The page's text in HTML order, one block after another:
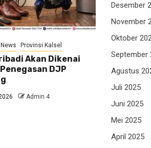
News Provinsi Kalsel
Akan Dikenai
DJP
Admin 4
Desember
November
Oktober
September
Agustus
Juli 2025
Juni 2025
Mei 2025
April 2025